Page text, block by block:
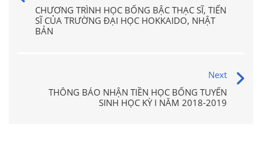
CHƯƠNG TRÌNH HỌC BỔNG BẬC THẠC SĨ, TIẾN
SĨ CỦA TRƯỜNG ĐẠI HỌC HOKKAIDO, NHẬT
BẢN
Next
THÔNG BÁO NHẬN TIỀN HỌC BỔNG TUYỂN
SINH HỌC KỲ I NĂM 2018-2019